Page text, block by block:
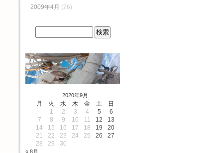
2009年4月 (26)
2020年9月
月 火 水 木 金 土
日
1
2 3 4 5
6
7
8 9 10 11 12
13
14
15 16 17 18 19
20
21
22 23 24 25 26
27
28
29 30
« 8月